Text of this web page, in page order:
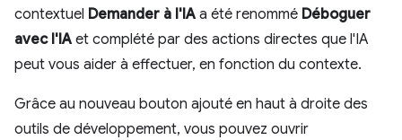
contextuel Demander à l'IA a été renommé Déboguer
avec l'IA et complété par des actions directes que l'IA
peut vous aider à effectuer, en fonction du contexte.
Grâce au nouveau bouton ajouté en haut à droite des
outils de développement, vous pouvez ouvrir